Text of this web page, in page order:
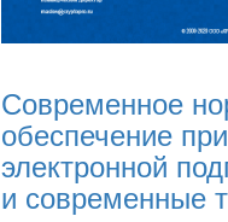
Современное
обеспечение
электронной
и современные